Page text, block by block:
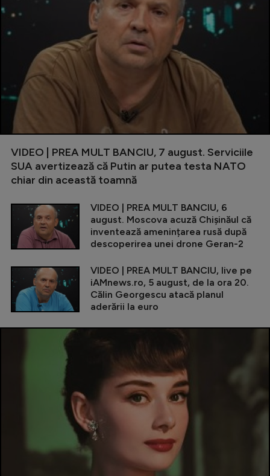
VIDEO | PREA MULT BANCIU, 7 august. Serviciile
SUA avertizează că Putin ar putea testa NATO
chiar din această toamnă
VIDEO | PREA MULT BANCIU, 6
august. Moscova acuză Chișinăul că
inventează amenințarea rusă după
descoperirea unei drone Geran-2
VIDEO | PREA MULT BANCIU, live pe
iAMnews.ro, 5 august, de la ora 20.
Călin Georgescu atacă planul
aderării la euro